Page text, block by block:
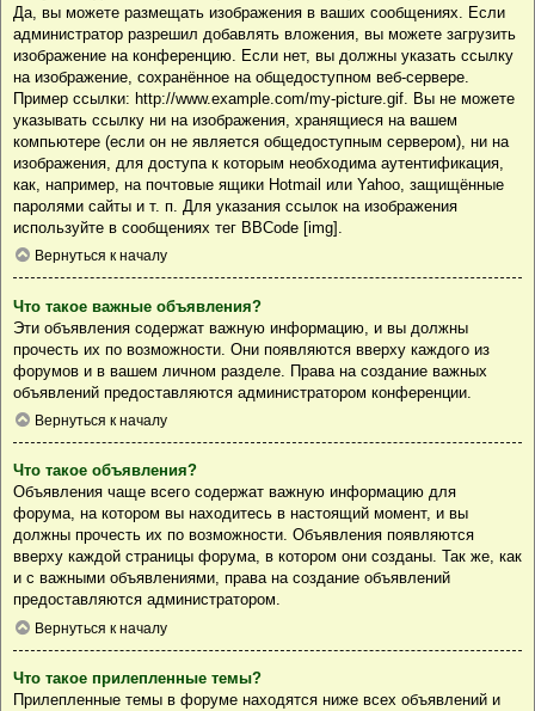
Да, вы можете размещать изображения в ваших сообщениях. Если
администратор разрешил добавлять вложения, вы можете загрузить
изображение на конференцию. Если нет, вы должны указать ссылку
на изображение, сохранённое на общедоступном веб-сервере.
Пример ссылки: http://www.example.com/my-picture.gif. Вы не можете
указывать ссылку ни на изображения, хранящиеся на вашем
компьютере (если он не является общедоступным сервером), ни на
изображения, для доступа к которым необходима аутентификация,
как, например, на почтовые ящики Hotmail или Yahoo, защищённые
паролями сайты и т. п. Для указания ссылок на изображения
используйте в сообщениях тег BBCode [img].
Вернуться к началу
Что такое важные объявления?
Эти объявления содержат важную информацию, и вы должны
прочесть их по возможности. Они появляются вверху каждого из
форумов и в вашем личном разделе. Права на создание важных
объявлений предоставляются администратором конференции.
Вернуться к началу
Что такое объявления?
Объявления чаще всего содержат важную информацию для
форума, на котором вы находитесь в настоящий момент, и вы
должны прочесть их по возможности. Объявления появляются
вверху каждой страницы форума, в котором они созданы. Так же, как
и с важными объявлениями, права на создание объявлений
предоставляются администратором.
Вернуться к началу
Что такое прилепленные темы?
Прилепленные темы в форуме находятся ниже всех объявлений и